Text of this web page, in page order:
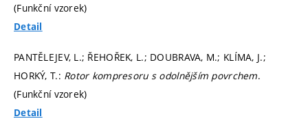
(Funkční vzorek)
Detail
PANTĚLEJEV, L.; ŘEHOŘEK, L.; DOUBRAVA, M.; KLÍMA, J.;
HORKÝ, T.: Rotor kompresoru s odolnějším povrchem.
(Funkční vzorek)
Detail